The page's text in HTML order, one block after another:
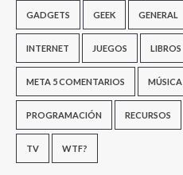
GADGETS GEEK GENERAL
INTERNET JUEGOS LIBROS
META 5 COMENTARIOS MÚSICA
PROGRAMACIÓN RECURSOS
TV WTF?